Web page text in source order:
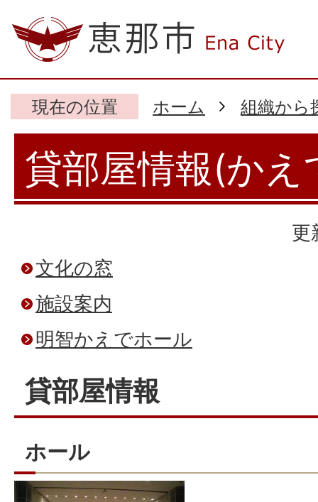
現在の位置 ホーム 組織から
貸部屋情報(かえ
更
文化の窓
施設案内
明智かえでホール
貸部屋情報
ホール